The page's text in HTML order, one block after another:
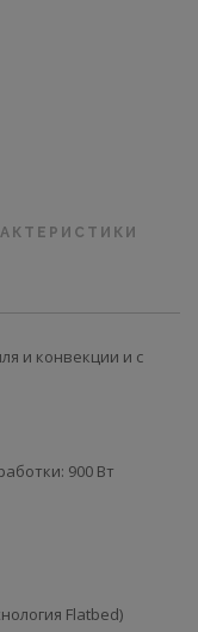
и конвекции и с
900 Вт
Flatbed)